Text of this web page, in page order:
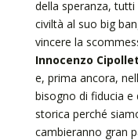
della speranza,
civiltà al suo big
vincere la
Innocenzo
e, prima ancora,
bisogno di fiducia e
storica perché
cambieranno gran